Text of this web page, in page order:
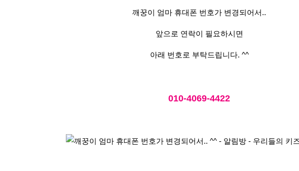
깨꿍이 엄마 휴대폰 번호가 변경되어서..
앞으로 연락이 필요하시면
아래 번호로 부탁드립니다. ^^
010-4069-4422